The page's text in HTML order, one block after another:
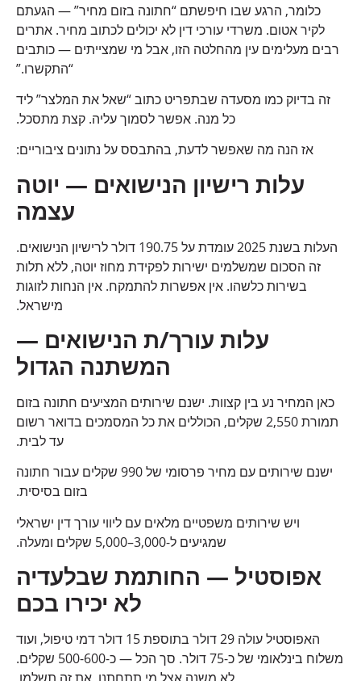
כלומר, הרגע שבו חיפשתם “חתונה בזום מחיר” — הגעתם
לקיר אטום. משרדי עורכי דין לא יכולים לכתוב מחיר. אתרים
רבים מעלימים עין מהחלטה הזו, אבל מי שמצייתים — כותבים
“התקשרו.”
זה בדיוק כמו מסעדה שבתפריט כתוב “שאל את המלצר” ליד
כל מנה. אפשר לסמוך עליה. קצת מתסכל.
אז הנה מה שאפשר לדעת, בהתבסס על נתונים ציבוריים:
עלות רישיון הנישואים — יוטה
עצמה
העלות בשנת 2025 עומדת על 190.75 דולר לרישיון הנישואים.
זה הסכום שמשלמים ישירות לפקידת מחוז יוטה, ללא תלות
בשירות כלשהו. אין אפשרות להתמקח. אין הנחות לזוגות
מישראל.
עלות עורך/ת הנישואים —
המשתנה הגדול
כאן המחיר נע בין קצוות. ישנם שירותים המציעים חתונה בזום
תמורת 2,550 שקלים, הכוללים את כל המסמכים בדואר רשום
עד לבית.
ישנם שירותים עם מחיר פרסומי של 990 שקלים עבור חתונה
בזום בסיסית.
ויש שירותים משפטיים מלאים עם ליווי עורך דין ישראלי
שמגיעים ל-3,000–5,000 שקלים ומעלה.
אפוסטיל — החותמת שבלעדיה
לא יכירו בכם
האפוסטיל עולה 29 דולר בתוספת 15 דולר דמי טיפול, ועוד
משלוח בינלאומי של כ-75 דולר. סך הכל — כ-500-600 שקלים.